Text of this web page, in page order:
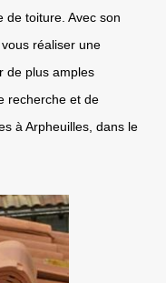
de toiture. Avec son
réaliser une
de plus amples
recherche et de
à Arpheuilles, dans le